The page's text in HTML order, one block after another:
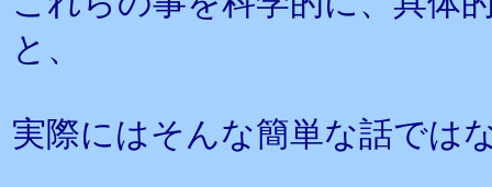
と、
実際にはそんな簡単な話では